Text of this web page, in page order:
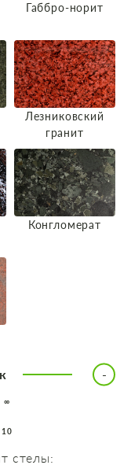
Габбро-норит
Лезниковский
гранит
Конгломерат
∞
10
стелы: